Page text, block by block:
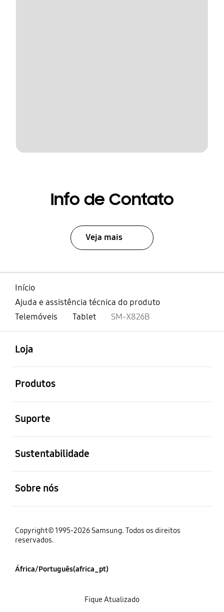
Info de Contato
Veja mais
Início
Ajuda e assistência técnica do produto
Telemóveis
Tablet SM-X826B
Loja
Produtos
Suporte
Sustentabilidade
Sobre nós
Copyright© 1995-2026 Samsung. Todos os direitos
reservados.
África/Português(africa_pt)
Fique Atualizado